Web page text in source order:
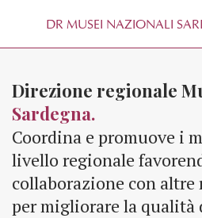
DR MUSEI NAZIONALI
Direzione regionale
Sardegna.
Coordina e promuove i
livello regionale
collaborazione con
per migliorare la qualità